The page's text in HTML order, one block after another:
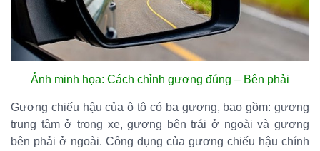
Ảnh minh họa: Cách chỉnh gương đúng – Bên phải
Gương chiếu hậu của ô tô có ba gương, bao gồm: gương
trung tâm ở trong xe, gương bên trái ở ngoài và gương
bên phải ở ngoài. Công dụng của gương chiếu hậu chính